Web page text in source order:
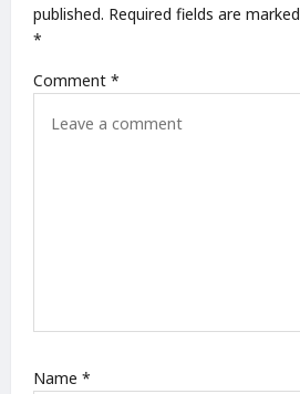
published. Required fields are marked
*
Comment *
Name *